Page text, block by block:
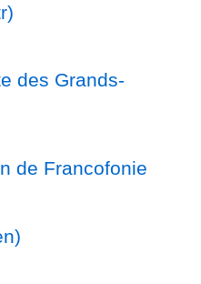
des Grands-
de Francofonie